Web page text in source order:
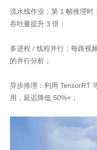
流水线作业：第 1 帧推理时
吞吐量提升 3 倍；
多进程 / 线程并行：每路视
的并行分析；
异步推理：利用 TensorRT
用，延迟降低 50%+；